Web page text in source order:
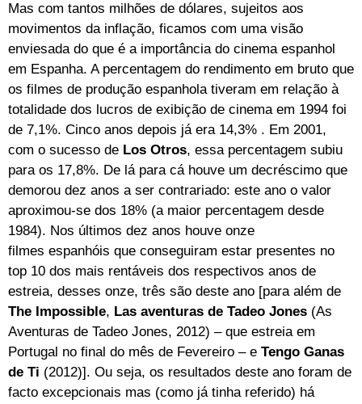
Mas com tantos milhões de dólares, sujeitos aos
movimentos da inflação, ficamos com uma visão
enviesada do que é a importância do cinema espanhol
em Espanha. A percentagem do rendimento em bruto que
os filmes de produção espanhola tiveram em relação à
totalidade dos lucros de exibição de cinema em 1994 foi
de 7,1%. Cinco anos depois já era 14,3% . Em 2001,
com o sucesso de Los Otros, essa percentagem subiu
para os 17,8%. De lá para cá houve um decréscimo que
demorou dez anos a ser contrariado: este ano o valor
aproximou-se dos 18% (a maior percentagem desde
1984). Nos últimos dez anos houve onze
filmes espanhóis que conseguiram estar presentes no
top 10 dos mais rentáveis dos respectivos anos de
estreia, desses onze, três são deste ano [para além de
The Impossible, Las aventuras de Tadeo Jones (As
Aventuras de Tadeo Jones, 2012) – que estreia em
Portugal no final do mês de Fevereiro – e Tengo Ganas
de Ti (2012)]. Ou seja, os resultados deste ano foram de
facto excepcionais mas (como já tinha referido) há